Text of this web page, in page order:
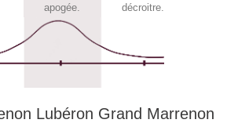
apogée.
décroitre.
Lubéron Grand Marrenon